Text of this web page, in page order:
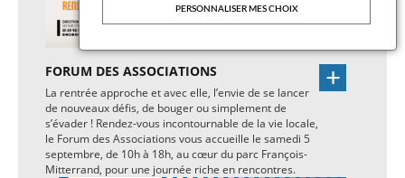
FORUM DES ASSOCIATIONS
La rentrée approche et avec elle, l’envie de se lancer
de nouveaux défis, de bouger ou simplement de
s’évader ! Rendez-vous incontournable de la vie locale,
le Forum des Associations vous accueille le samedi 5
septembre, de 10h à 18h, au cœur du parc François-
Mitterrand, pour une journée riche en rencontres.
PERSONNALISER MES CHOIX